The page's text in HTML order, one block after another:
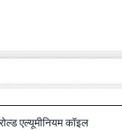
एल्यूमीनियम कॉइल